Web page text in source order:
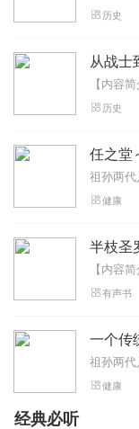
历史
历史
任之堂
祖孙两
健康
半枝圣
有声书
一个传
祖孙两
健康
经典必听